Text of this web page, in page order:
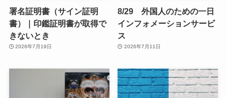
署名証明書（サイン証明
書）｜印鑑証明書が取得で
きないとき
2026年7月19日
8/29 外国人のための一日
インフォメーションサービ
ス
2026年7月11日